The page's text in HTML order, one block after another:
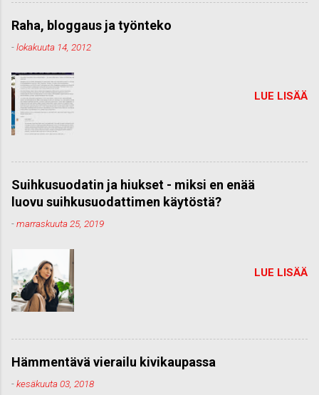
Raha, bloggaus ja työnteko
-lokakuuta 14, 2012
LUE LISÄÄ
Suihkusuodatin ja hiukset - miksi en enää
luovu suihkusuodattimen käytöstä?
-marraskuuta 25, 2019
LUE LISÄÄ
Hämmentävä vierailu kivikaupassa
-kesäkuuta 03, 2018